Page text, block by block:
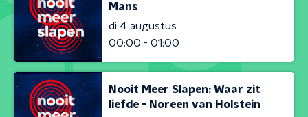
Mans
di 4 augustus
00:00 - 01:00
Nooit Meer Slapen: Waar zit
liefde - Noreen van Holstein